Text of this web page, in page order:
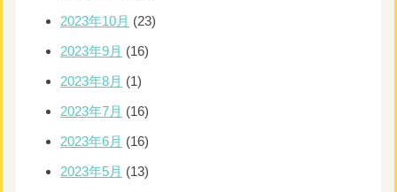
2023年10月 (23)
2023年9月 (16)
2023年8月 (1)
2023年7月 (16)
2023年6月 (16)
2023年5月 (13)